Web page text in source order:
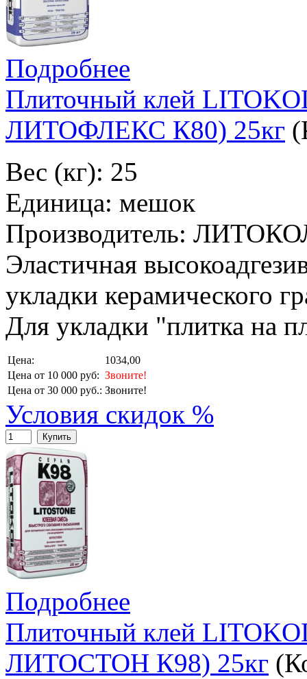
Подробнее
Плиточный клей
ЛИТОФЛЕКС К80) 25кг
Вес (кг): 25
Единица: мешок
Производитель:
Эластичная
укладки керамического
Для укладки "плитка на
Цена:
1034,00
Цена от 10 000 руб: Звоните!
Цена от 30 000 руб.: Звоните!
Условия скидок %
Купить
Подробнее
Плиточный клей
ЛИТОСТОН К98) 25кг